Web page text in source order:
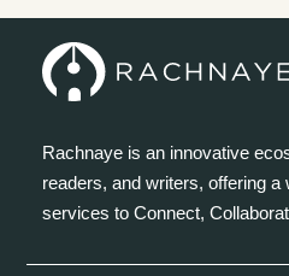
Rachnaye is an innovative
readers, and writers, offering a
services to Connect,